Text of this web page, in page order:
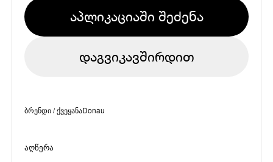
აპლიკაციაში შეძენა
დაგვიკავშირდით
ბრენდი / ქვეყანაDonau
აღწერა